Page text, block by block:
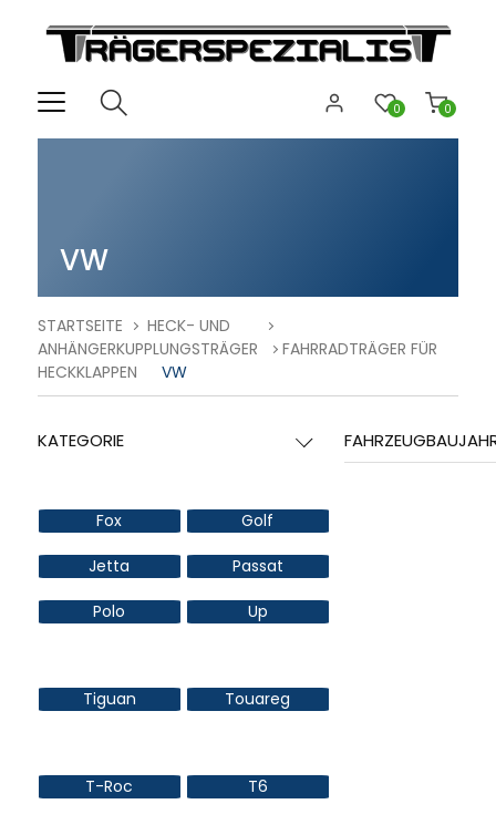
0
0
VW
STARTSEITE
HECK- UND
ANHÄNGERKUPPLUNGSTRÄGER
FAHRRADTRÄGER FÜR
HECKKLAPPEN
VW
KATEGORIE
Fox Golf
Jetta Passat
Polo Up
Tiguan Touareg
T-Roc T6